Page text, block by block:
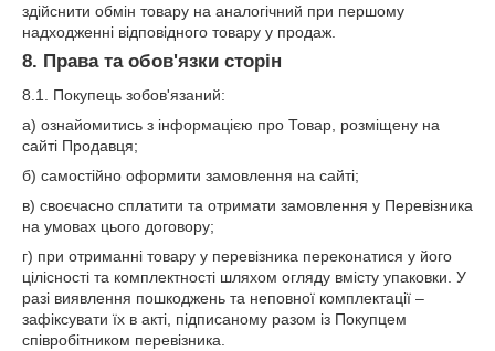
здійснити обмін товару на аналогічний при першому
надходженні відповідного товару у продаж.
8. Права та обов'язки сторін
8.1. Покупець зобов'язаний:
а) ознайомитись з інформацією про Товар, розміщену на
сайті Продавця;
б) самостійно оформити замовлення на сайті;
в) своєчасно сплатити та отримати замовлення у Перевізника
на умовах цього договору;
г) при отриманні товару у перевізника переконатися у його
цілісності та комплектності шляхом огляду вмісту упаковки. У
разі виявлення пошкоджень та неповної комплектації –
зафіксувати їх в акті, підписаному разом із Покупцем
співробітником перевізника.